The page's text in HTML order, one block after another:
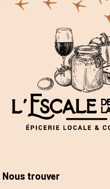
Nous trouver